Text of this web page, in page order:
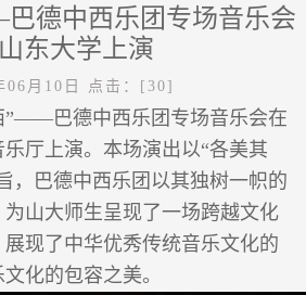
德中西乐团专场音乐会
东大学上演
06月10日 点击：[ 30]
”——巴德中西乐团专场音乐会在
厅上演。本场演出以“各美其
，巴德中西乐团以其独树一帜的
山大师生呈现了一场跨越文化
现了中华优秀传统音乐文化的
化的包容之美。